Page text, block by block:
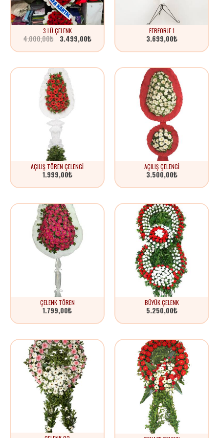
3 LÜ ÇELENK
4.000,00₺
Orijinal
fiyat:
4.000,00₺.
3.499,00₺
Şu
fiyat:
3.499,00₺.
FERFORJE 1
3.699,00₺
AÇILIŞ TÖREN ÇELENGI
1.999,00₺
AÇILIŞ ÇELENGI
3.500,00₺
ÇELENK TÖREN
1.799,00₺
BÜYÜK ÇELENK
5.250,00₺